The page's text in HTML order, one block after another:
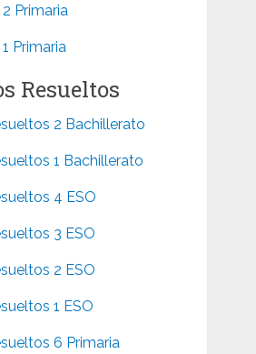
Primaria
Primaria
Resueltos
2 Bachillerato
1 Bachillerato
4 ESO
3 ESO
2 ESO
1 ESO
6 Primaria